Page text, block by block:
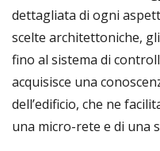
dettagliata di ogni
scelte architettoniche,
fino al sistema di
acquisisce una
dell’edificio, che ne
una micro-rete e di una